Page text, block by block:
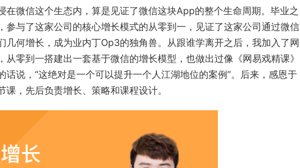
微信这个生态内，算是见证了微信这块App的整个生命周期。毕业之
参与了这家公司的核心增长模式的从零到一，见证了这家公司通过微信
何增长，成为业内丁Op3的独角兽。从跟谁学离开之后，我加入了网
零到一搭建出一套基于微信的增长模型，也做出过像《网易戏精课》
说，“这绝对是一个可以提升一个人江湖地位的案例”。后来，感恩于
，先后负责增长、策略和课程设计。